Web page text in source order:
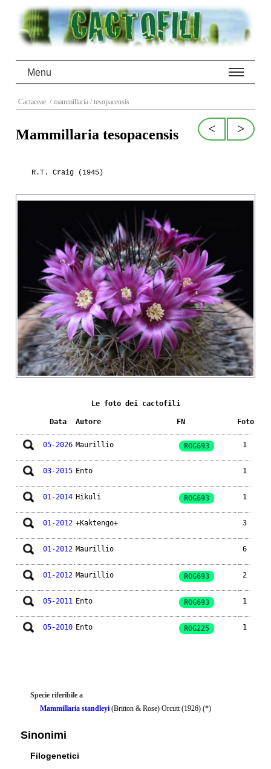
Menu
Cactaceae / mammillaria / tesopacensis
>
<
Mammillaria tesopacensis
R.T. Craig (1945)
Le foto dei cactofili
Data Autore FN Foto
05-2026 Maurillio ROG693 1
03-2015 Ento 1
01-2014 Hikuli ROG693 1
01-2012 +Kaktengo+ 3
01-2012 Maurillio 6
01-2012 Maurillio ROG693 2
05-2011 Ento ROG693 1
05-2010 Ento ROG225 1
Specie riferibile a
Mammillaria standleyi (Britton & Rose) Orcutt (1926) (*)
Sinonimi
Filogenetici